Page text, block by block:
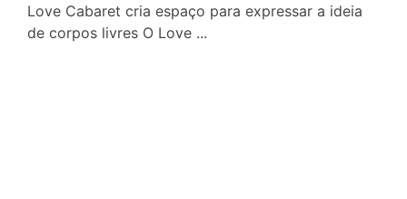
Love Cabaret cria espaço para expressar a ideia
de corpos livres O Love ...